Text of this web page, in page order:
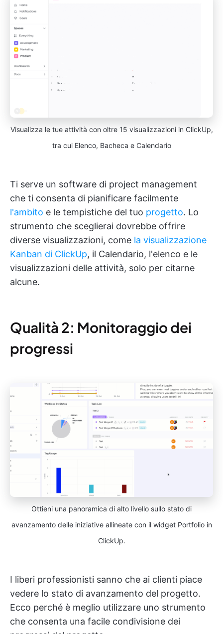
Visualizza le tue attività con oltre 15 visualizzazioni in ClickUp,
tra cui Elenco, Bacheca e Calendario
Ti serve un software di project management
che ti consenta di pianificare facilmente
l'ambito e le tempistiche del tuo progetto. Lo
strumento che sceglierai dovrebbe offrire
diverse visualizzazioni, come la visualizzazione
Kanban di ClickUp, il Calendario, l'elenco e le
visualizzazioni delle attività, solo per citarne
alcune.
Qualità 2: Monitoraggio dei
progressi
Ottieni una panoramica di alto livello sullo stato di
avanzamento delle iniziative allineate con il widget Portfolio in
ClickUp.
I liberi professionisti sanno che ai clienti piace
vedere lo stato di avanzamento del progetto.
Ecco perché è meglio utilizzare uno strumento
che consenta una facile condivisione dei